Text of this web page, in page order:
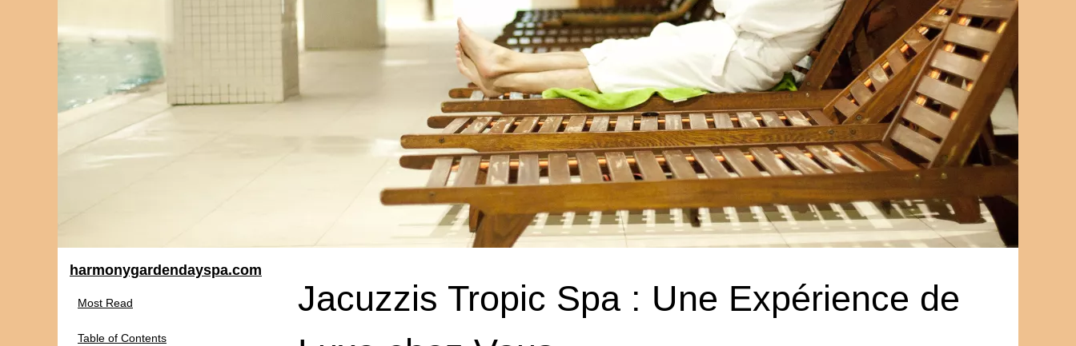
Jacuzzis Tropic Spa : Une Expérience de
harmonygardendayspa.com
Most Read
Table of Contents